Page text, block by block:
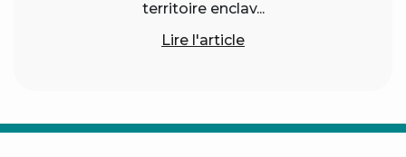
territoire enclav...
Lire l'article